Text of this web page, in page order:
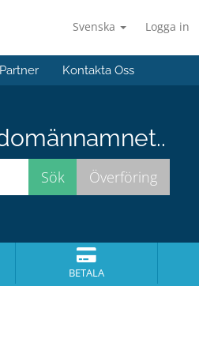
Svenska Logga in
Partner Kontakta Oss
BETALA